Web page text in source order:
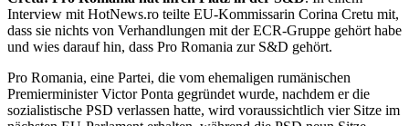
Interview mit HotNews.ro teilte EU-Kommissarin Corina Cretu mit,
dass sie nichts von Verhandlungen mit der ECR-Gruppe gehört habe
und wies darauf hin, dass Pro Romania zur S&D gehört.
Pro Romania, eine Partei, die vom ehemaligen rumänischen
Premierminister Victor Ponta gegründet wurde, nachdem er die
sozialistische PSD verlassen hatte, wird voraussichtlich vier Sitze im